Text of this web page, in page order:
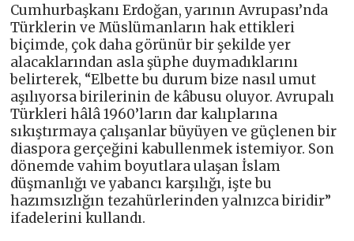
Cumhurbaşkanı Erdoğan, yarının Avrupası’nda
Türklerin ve Müslümanların hak ettikleri
biçimde, çok daha görünür bir şekilde yer
alacaklarından asla şüphe duymadıklarını
belirterek, “Elbette bu durum bize nasıl umut
aşılıyorsa birilerinin de kâbusu oluyor. Avrupalı
Türkleri hâlâ 1960’ların dar kalıplarına
sıkıştırmaya çalışanlar büyüyen ve güçlenen bir
diaspora gerçeğini kabullenmek istemiyor. Son
dönemde vahim boyutlara ulaşan İslam
düşmanlığı ve yabancı karşılığı, işte bu
hazımsızlığın tezahürlerinden yalnızca biridir”
ifadelerini kullandı.